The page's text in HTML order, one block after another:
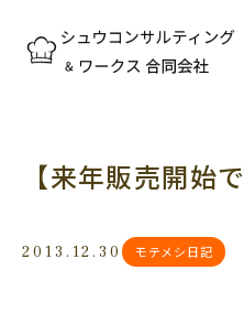
【来年販売開始
2013.12.30 モテメシ日記